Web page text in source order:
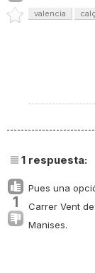
valencia
1 respuesta:
1
Pues una
Carrer Vent
Manises.